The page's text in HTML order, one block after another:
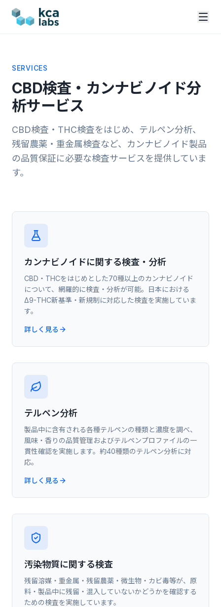
SERVICES
CBD検査・カンナビノイド分
析サービス
CBD検査・THC検査をはじめ、テルペン分析、
残留農薬・重金属検査など、カンナビノイド製品
の品質保証に必要な検査サービスを提供していま
す。
カンナビノイドに関する検査・分析
CBD・THCをはじめとした70種以上のカンナビノイド
について、網羅的に検査・分析が可能。日本における
Δ9-THC新基準・新規制に対応した検査を実施していま
す。
詳しく見る
テルペン分析
製品中に含有される各種テルペンの種類と濃度を調べ、
風味・香りの品質管理およびテルペンプロファイルの一
貫性確認を実施します。約40種類のテルペン分析に対
応。
詳しく見る
汚染物質に関する検査
残留溶媒・重金属・残留農薬・微生物・カビ毒等が、原
料・製品中に残留・混入していないかどうかを確認する
ための検査を実施しています。